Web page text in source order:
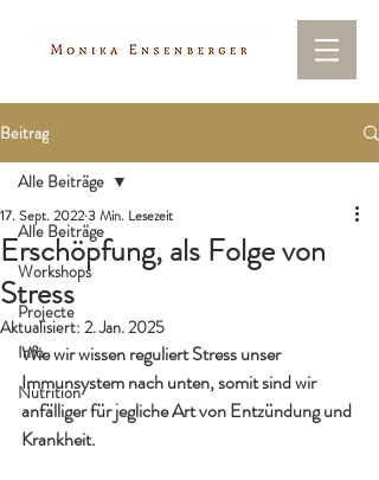
Beitrag
Alle Beiträge
Workshops
Projecte
Info
Nutrition
Alle Beiträge
Erschöpfung, als Folge von
Stress
17. Sept. 20223 Min. Lesezeit
Aktualisiert: 2. Jan. 2025
Wie wir wissen reguliert Stress unser
Immunsystem nach unten, somit sind wir
anfälliger für jegliche Art von Entzündung und
Krankheit.